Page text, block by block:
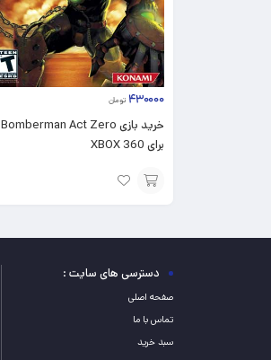
۴۳۰۰۰۰ تومان
خرید بازی Bomberman Act Zero
برای XBOX 360
به
دسترسی های سایت :
صفحه اصلی
تماس با ما
سبد خرید